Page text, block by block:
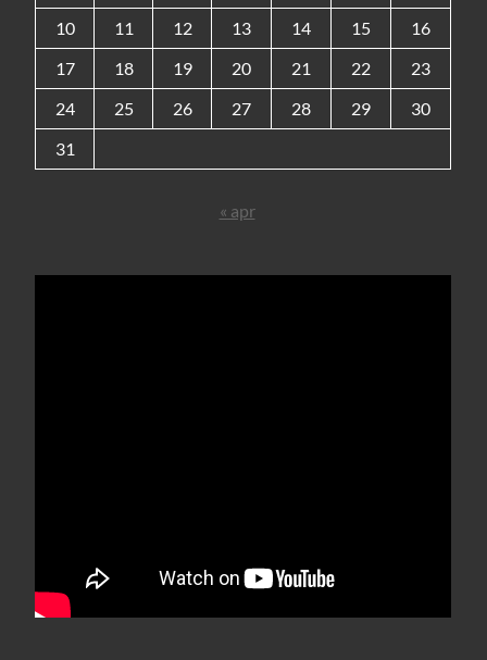
10
11 12 13 14 15
16
17
18 19 20 21 22
23
24
25 26 27 28 29
30
31
« apr